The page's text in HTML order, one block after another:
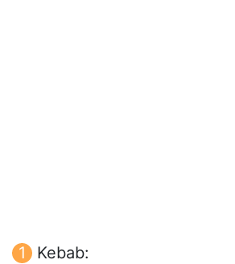
Kebab: